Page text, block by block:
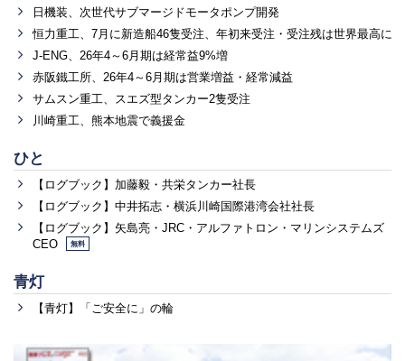
日機装、次世代サブマージドモータポンプ開発
恒力重工、7月に新造船46隻受注、年初来受注・受注残は世界最高に
J-ENG、26年4～6月期は経常益9%増
赤阪鐵工所、26年4～6月期は営業増益・経常減益
サムスン重工、スエズ型タンカー2隻受注
川崎重工、熊本地震で義援金
ひと
【ログブック】加藤毅・共栄タンカー社長
【ログブック】中井拓志・横浜川崎国際港湾会社社長
【ログブック】矢島亮・JRC・アルファトロン・マリンシステムズ
CEO
無料
青灯
【青灯】「ご安全に」の輪